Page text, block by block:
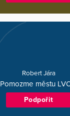
Robert Jára
Pomozme městu
Podpořit